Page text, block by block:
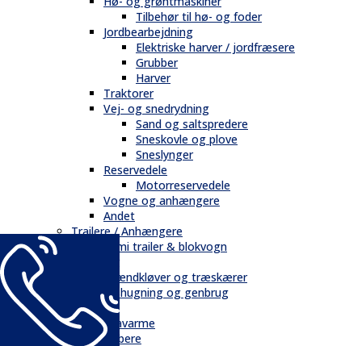
Tilbehør til hø- og foder
Jordbearbejdning
Elektriske harver / jordfræsere
Grubber
Harver
Traktorer
Vej- og snedrydning
Sand og saltspredere
Sneskovle og plove
Sneslynger
Reservedele
Motorreservedele
Vogne og anhængere
Andet
Trailere / Anhængere
Semi trailer & blokvogn
Skovbrug
Brændkløver og træskærer
Flishugning og genbrug
Tilbehør
Gravarme
Gribere